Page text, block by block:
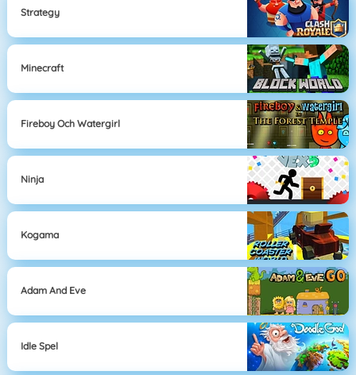
Strategy
Minecraft
Fireboy Och Watergirl
Ninja
Kogama
Adam And Eve
Idle Spel